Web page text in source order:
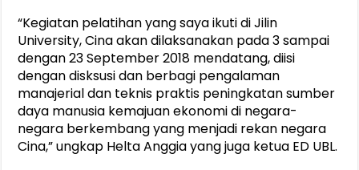
“Kegiatan pelatihan yang saya ikuti di Jilin
University, Cina akan dilaksanakan pada 3 sampai
dengan 23 September 2018 mendatang, diisi
dengan disksusi dan berbagi pengalaman
manajerial dan teknis praktis peningkatan sumber
daya manusia kemajuan ekonomi di negara-
negara berkembang yang menjadi rekan negara
Cina,” ungkap Helta Anggia yang juga ketua ED UBL.